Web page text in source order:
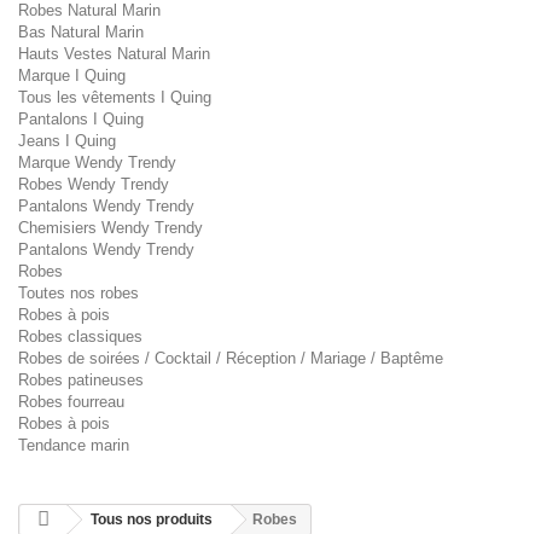
Robes Natural Marin
Bas Natural Marin
Hauts Vestes Natural Marin
Marque I Quing
Tous les vêtements I Quing
Pantalons I Quing
Jeans I Quing
Marque Wendy Trendy
Robes Wendy Trendy
Pantalons Wendy Trendy
Chemisiers Wendy Trendy
Pantalons Wendy Trendy
Robes
Toutes nos robes
Robes à pois
Robes classiques
Robes de soirées / Cocktail / Réception / Mariage / Baptême
Robes patineuses
Robes fourreau
Robes à pois
Tendance marin
Tous nos produits Robes